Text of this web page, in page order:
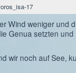
17
Wind weniger und
Genua setzten
wir noch auf See,